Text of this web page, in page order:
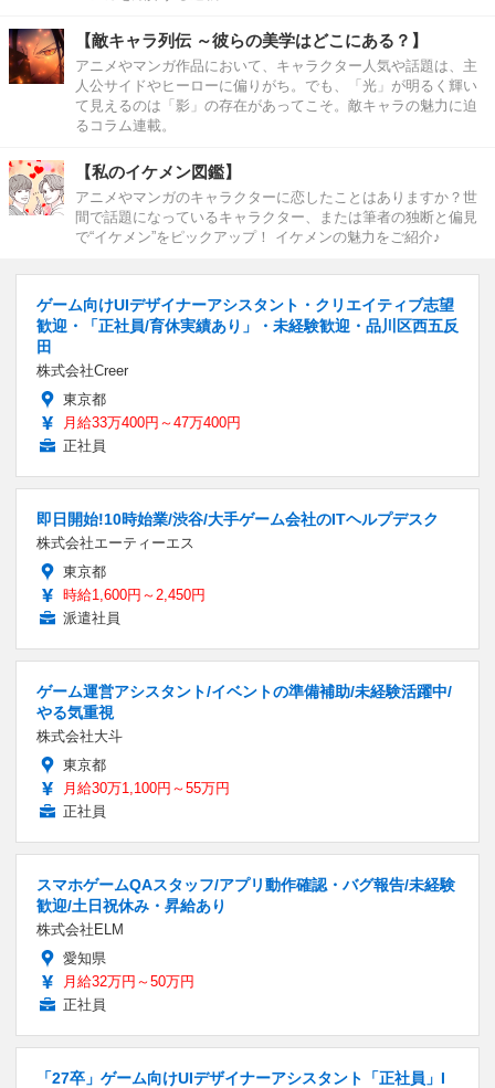
【敵キャラ列伝 ～彼らの美学はどこにある？】
アニメやマンガ作品において、キャラクター人気や話題は、主
人公サイドやヒーローに偏りがち。でも、「光」が明るく輝い
て見えるのは「影」の存在があってこそ。敵キャラの魅力に迫
るコラム連載。
【私のイケメン図鑑】
アニメやマンガのキャラクターに恋したことはありますか？世
間で話題になっているキャラクター、または筆者の独断と偏見
で“イケメン”をピックアップ！ イケメンの魅力をご紹介♪
ゲーム向けUIデザイナーアシスタント・クリエイティブ志望
歓迎・「正社員/育休実績あり」・未経験歓迎・品川区西五反
田
株式会社Creer
東京都
月給33万400円～47万400円
正社員
即日開始!10時始業/渋谷/大手ゲーム会社のITヘルプデスク
株式会社エーティーエス
東京都
時給1,600円～2,450円
派遣社員
ゲーム運営アシスタント/イベントの準備補助/未経験活躍中/
やる気重視
株式会社大斗
東京都
月給30万1,100円～55万円
正社員
スマホゲームQAスタッフ/アプリ動作確認・バグ報告/未経験
歓迎/土日祝休み・昇給あり
株式会社ELM
愛知県
月給32万円～50万円
正社員
「27卒」ゲーム向けUIデザイナーアシスタント「正社員」I